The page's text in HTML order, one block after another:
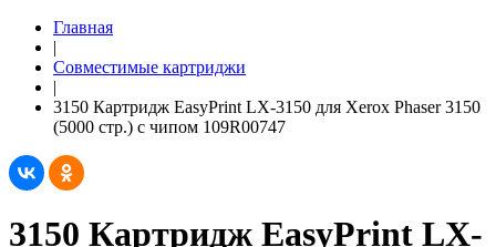
Главная
|
Совместимые картриджи
|
3150 Картридж EasyPrint LX-3150 для Xerox Phaser 3150
(5000 стр.) с чипом 109R00747
3150 Картридж EasyPrint LX-